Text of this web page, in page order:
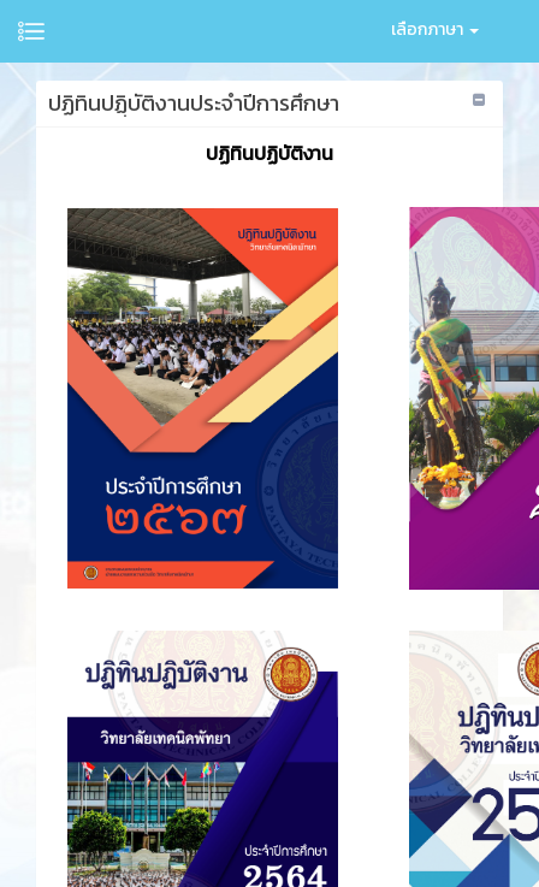
เลือกภาษา
ปฏิทินปฏฺิบัติงานประจำปีการศึกษา
ปฏิทินปฏิบัติงาน